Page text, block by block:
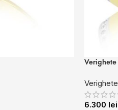
6.300 lei